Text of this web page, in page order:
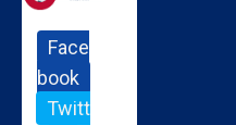
Face
book
Twitt